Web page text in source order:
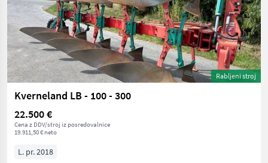
Rabljeni stroj
Kverneland LB - 100 - 300
22.500 €
Cena z DDV/stroj iz posredovalnice
19.911,50 € neto
L. pr. 2018